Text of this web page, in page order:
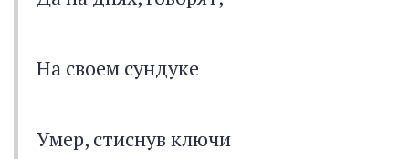
На своем сундуке
Умер, стиснув ключи